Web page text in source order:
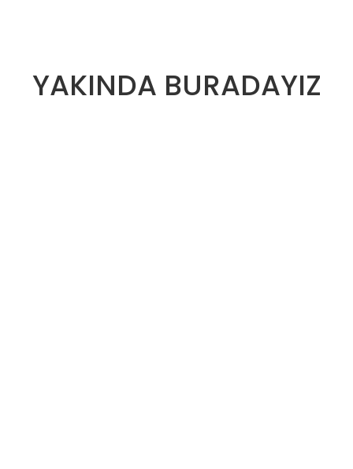
YAKINDA BURADAYIZ